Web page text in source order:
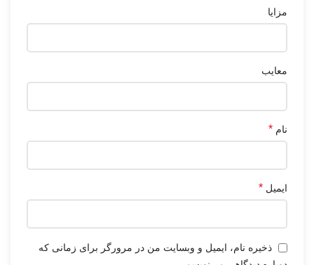
مزایا
معایب
نام *
ایمیل *
ذخیره نام، ایمیل و وبسایت من در مرورگر برای زمانی که